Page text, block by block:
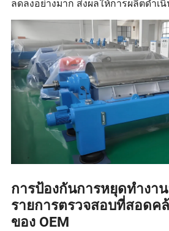
ลดลงอย่างมาก ส่งผลให้การผลิตดำเ
การป้องกันการหยุดทำงา
รายการตรวจสอบที่สอดค
ของ OEM